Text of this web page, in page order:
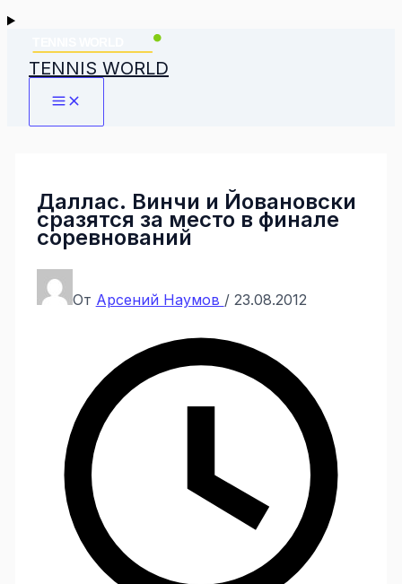
TENNIS WORLD
Даллас. Винчи и Йовановски
сразятся за место в финале
соревнований
От Арсений Наумов / 23.08.2012